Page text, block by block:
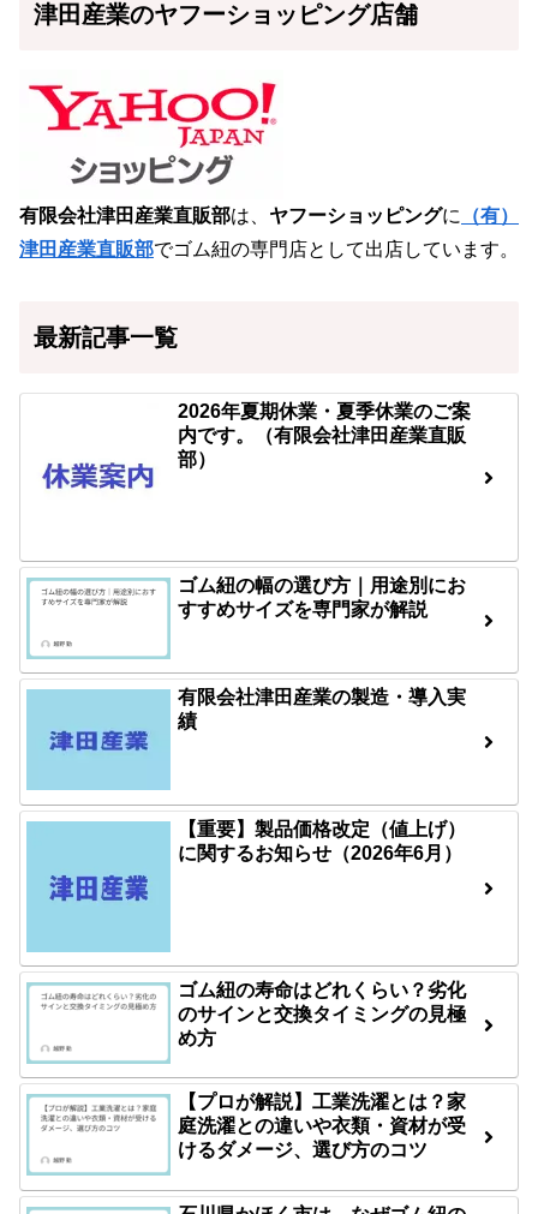
津田産業のヤフーショッピング店舗
有限会社津田産業直販部は、 ヤフーショッピングに
（有）
津田産業直販部でゴム紐の専門店として出店しています。
最新記事一覧
2026年夏期休業・夏季休業のご案
内です。（有限会社津田産業直販
部）
ゴム紐の幅の選び方｜用途別にお
すすめサイズを専門家が解説
有限会社津田産業の製造・導入実
績
【重要】製品価格改定（値上げ）
に関するお知らせ（2026年6月）
ゴム紐の寿命はどれくらい？劣化
のサインと交換タイミングの見極
め方
【プロが解説】工業洗濯とは？家
庭洗濯との違いや衣類・資材が受
けるダメージ、選び方のコツ